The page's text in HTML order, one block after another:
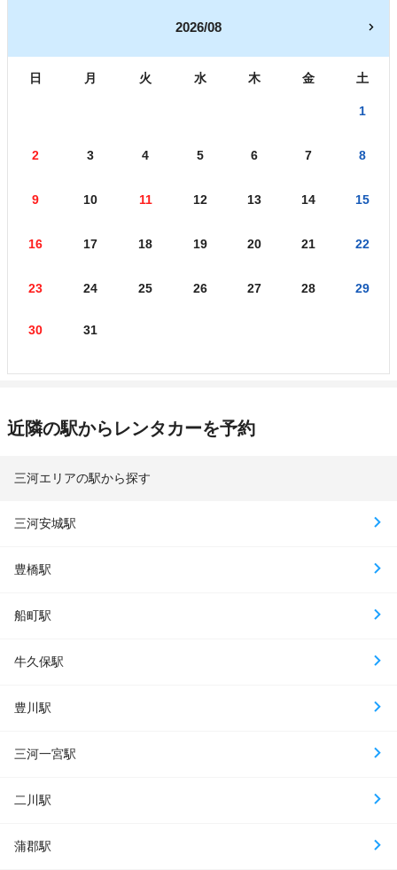
2026/08
日 月 火 水 木 金 土
1
2 3 4 5 6 7 8
9 10 11 12 13 14 15
16 17 18 19 20 21 22
23 24 25 26 27 28 29
30 31
近隣の駅からレンタカーを予約
三河エリアの駅から探す
三河安城駅
豊橋駅
船町駅
牛久保駅
豊川駅
三河一宮駅
二川駅
蒲郡駅